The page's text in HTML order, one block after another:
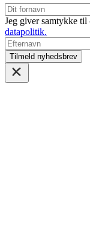
Jeg giver samtykke
datapolitik.
Tilmeld nyhedsbrev